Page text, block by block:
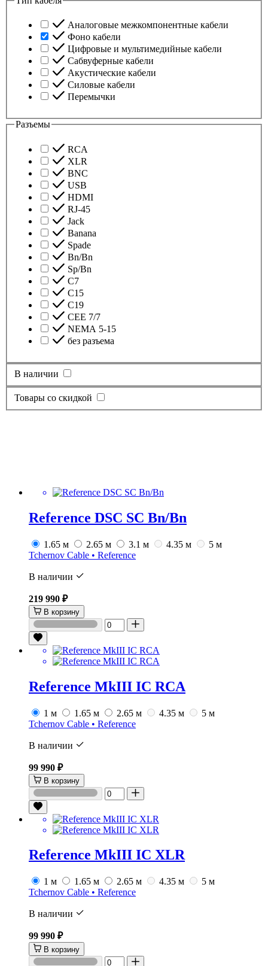
Аналоговые межкомпонентные кабели
Фоно кабели
Цифровые и мультимедийные кабели
Сабвуферные кабели
Акустические кабели
Силовые кабели
Перемычки
Разъемы
RCA
XLR
BNC
USB
HDMI
RJ-45
Jack
Banana
Spade
Bn/Bn
Sp/Bn
С7
C15
C19
CEE 7/7
NEMA 5-15
без разъема
В наличии
Товары со скидкой
Reference DSC SC Bn/Bn
1.65 м 2.65 м 3.1 м 4.35 м
5 м
Tchernov Cable • Reference
В наличии
219 990 ₽
В корзину
Reference MkIII IC RCA
1 м 1.65 м 2.65 м 4.35 м
5 м
Tchernov Cable • Reference
В наличии
99 990 ₽
В корзину
Reference MkIII IC XLR
1 м 1.65 м 2.65 м 4.35 м
5 м
Tchernov Cable • Reference
В наличии
99 990 ₽
В корзину